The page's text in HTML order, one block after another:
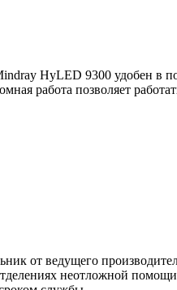
HyLED 9300 удобен в
работа позволяет
от ведущего
неотложной